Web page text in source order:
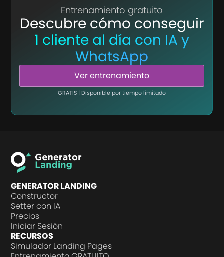
Entrenamiento gratuito
Descubre cómo conseguir
1 cliente al día con IA y
WhatsApp
Ver entrenamiento
GRATIS | Disponible por tiempo limitado
GENERATOR LANDING
Constructor
Setter con IA
Precios
Iniciar Sesión
RECURSOS
Simulador Landing Pages